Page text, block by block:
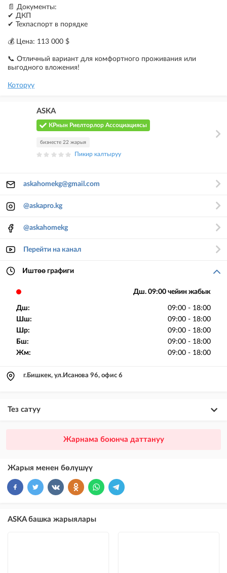
📄 Документы:
✔ ДКП
✔ Техпаспорт в порядке
💰 Цена: 113 000 $
📞 Отличный вариант для комфортного проживания или
выгодного вложения!
Которуу
ASKA
КРнын Риелторлор Ассоциациясы
бизнесте 22 жарыя
Пикир калтыруу
askahomekg@gmail.com
@askapro.kg
@askahomekg
Перейти на канал
Иштөө графиги
Дш. 09:00 чейин жабык
Дш:
09:00 - 18:00
Шш:
09:00 - 18:00
Шр:
09:00 - 18:00
Бш:
09:00 - 18:00
Жм:
09:00 - 18:00
г.Бишкек, ул.Исанова 96, офис 6
Тез сатуу
VIP жарыялардын үстүнө жарыя жайгаштыруу + Instagramдагы акы
бекер жарыялардын үстүнө жарыя жайгаштыруу
бекер жарыялардын үстүнө жарыя жайгаштыруу (VIPтен кийин)
Жарнама боюнча даттануу
Жарыя менен бөлүшүү
ASKA башка жарыялары